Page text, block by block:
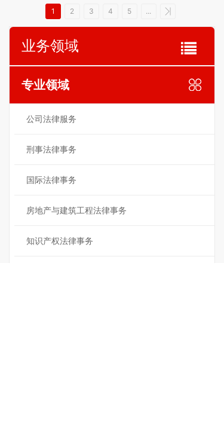
府采购招投标，PPP业
务，对重大经济项目进行
法律论证，招商引资，一
带一路发展战略，区域经
济发展，经济特区和自贸
区，等等。
把握时局，全方位筹划，
为客户提供顶尖水平的财
富管理团队秉持“客户中
心制”的核心理念，严谨
筹划法律风险，坚持做有
细节、有温度的定制化方
案。帮助高净值客户防范
时，或者当指定的执行人
无法或不愿执行遗嘱时，
遗产管理人将由法院指
定。
到其他关系的前提下，维
护好当事人也就是委托人
要考量的问题。该团队先
后代理了上百起房地产专
业案件，其中包括多起房
地产重大影响案件及北
京、上海、大连等地多起
集体诉讼案件。
1 2 3 4 5 ...
业务领域
专业领域
公司法律服务
刑事法律事务
国际法律事务
房地产与建筑工程法律事务
知识产权法律事务